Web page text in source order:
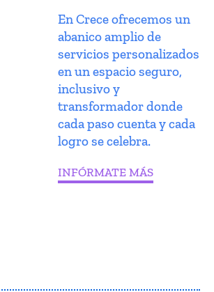
En Crece ofrecemos un
abanico amplio de
servicios personalizados
en un espacio seguro,
inclusivo y
transformador donde
cada paso cuenta y cada
logro se celebra.
INFÓRMATE MÁS